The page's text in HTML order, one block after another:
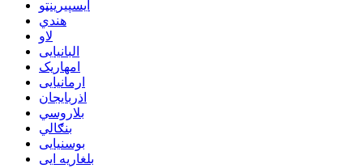
ایسپیرینټو
هندي
لاو
البانیایی
امهاریک
ارمانیایی
اذربایجان
بلاروسي
بنګالي
بوسنیایی
بلغاریه ایی